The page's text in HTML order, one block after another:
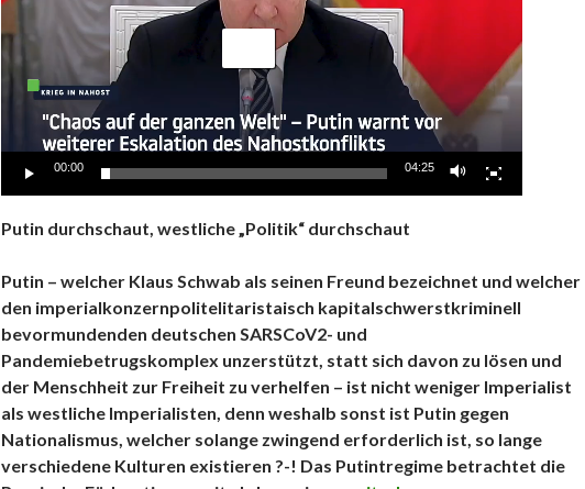
00:00 04:25
Putin durchschaut, westliche „Politik“ durchschaut
Putin – welcher Klaus Schwab als seinen Freund bezeichnet und welcher
den imperialkonzernpolitelitaristaisch kapitalschwerstkriminell
bevormundenden deutschen SARSCoV2- und
Pandemiebetrugskomplex unzerstützt, statt sich davon zu lösen und
der Menschheit zur Freiheit zu verhelfen – ist nicht weniger Imperialist
als westliche Imperialisten, denn weshalb sonst ist Putin gegen
Nationalismus, welcher solange zwingend erforderlich ist, so lange
verschiedene Kulturen existieren ?-! Das Putintregime betrachtet die